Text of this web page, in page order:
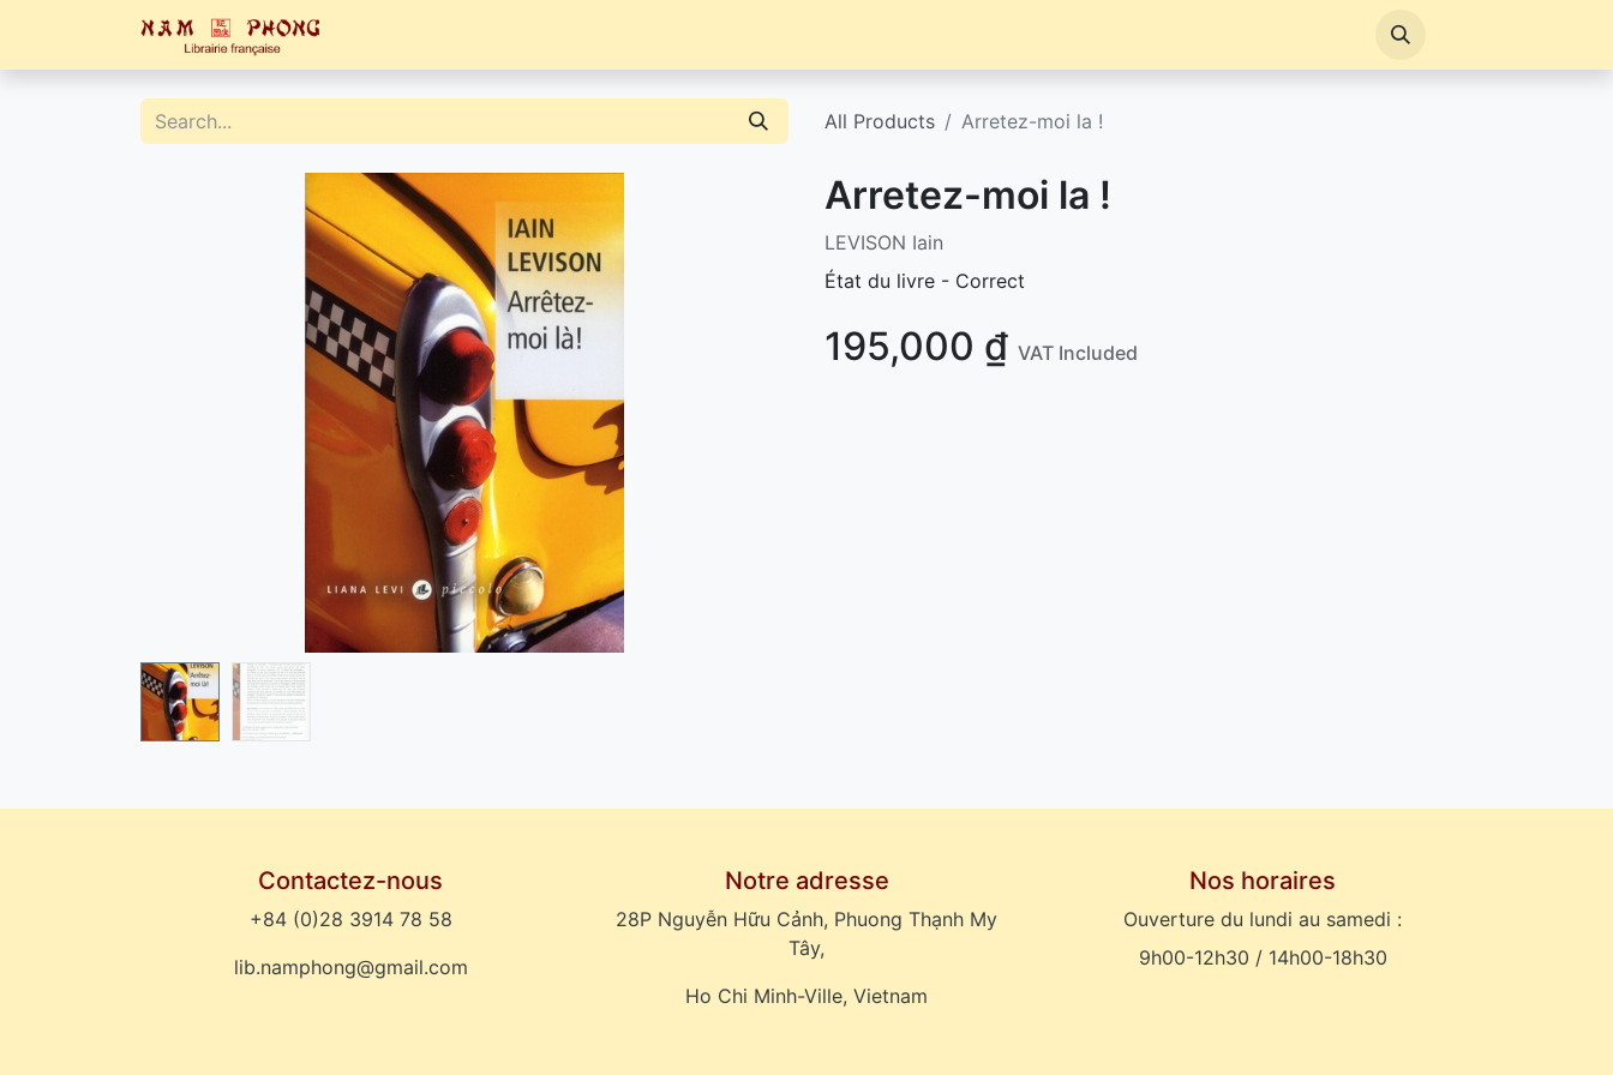
All Products Arretez-moi la !
Arretez-moi la !
LEVISON Iain
État du livre - Correct
195,000 ₫ VAT Included
Contactez-nous
+84 (0)28 3914 78 58
lib.namphong@gmail.com
Notre adresse
28P Nguyễn Hữu Cảnh, Phuong Thạnh My
Tây,
Ho Chi Minh-Ville, Vietnam
Nos horaires
Ouverture du lundi au samedi :
9h00-12h30 / 14h00-18h30